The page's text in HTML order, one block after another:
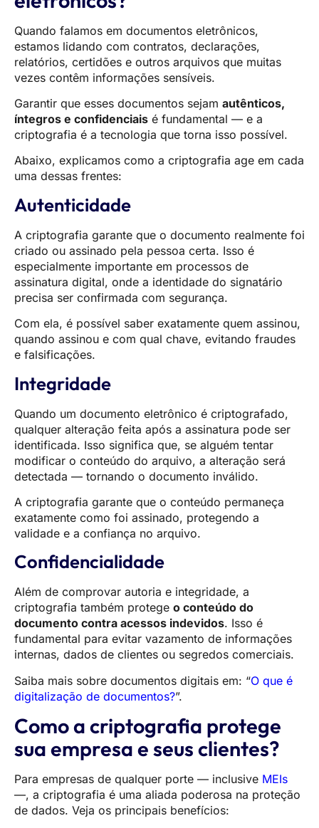
Quando falamos em documentos eletrônicos,
estamos lidando com contratos, declarações,
relatórios, certidões e outros arquivos que muitas
vezes contêm informações sensíveis.
Garantir que esses documentos sejam autênticos,
íntegros e confidenciais é fundamental — e a
criptografia é a tecnologia que torna isso possível.
Abaixo, explicamos como a criptografia age em cada
uma dessas frentes:
Autenticidade
A criptografia garante que o documento realmente foi
criado ou assinado pela pessoa certa. Isso é
especialmente importante em processos de
assinatura digital, onde a identidade do signatário
precisa ser confirmada com segurança.
Com ela, é possível saber exatamente quem assinou,
quando assinou e com qual chave, evitando fraudes
e falsificações.
Integridade
Quando um documento eletrônico é criptografado,
qualquer alteração feita após a assinatura pode ser
identificada. Isso significa que, se alguém tentar
modificar o conteúdo do arquivo, a alteração será
detectada — tornando o documento inválido.
A criptografia garante que o conteúdo permaneça
exatamente como foi assinado, protegendo a
validade e a confiança no arquivo.
Confidencialidade
Além de comprovar autoria e integridade, a
criptografia também protege o conteúdo do
documento contra acessos indevidos. Isso é
fundamental para evitar vazamento de informações
internas, dados de clientes ou segredos comerciais.
Saiba mais sobre documentos digitais em: “O que é
digitalização de documentos?”.
Como a criptografia protege
sua empresa e seus clientes?
Para empresas de qualquer porte — inclusive MEIs
—, a criptografia é uma aliada poderosa na proteção
de dados. Veja os principais benefícios: